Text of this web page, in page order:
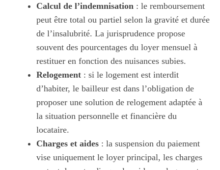
Calcul de l’indemnisation : le remboursement
peut être total ou partiel selon la gravité et durée
de l’insalubrité. La jurisprudence propose
souvent des pourcentages du loyer mensuel à
restituer en fonction des nuisances subies.
Relogement : si le logement est interdit
d’habiter, le bailleur est dans l’obligation de
proposer une solution de relogement adaptée à
la situation personnelle et financière du
locataire.
Charges et aides : la suspension du paiement
vise uniquement le loyer principal, les charges